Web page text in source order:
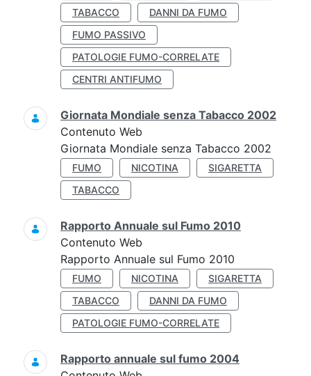
TABACCO
DANNI DA FUMO
FUMO PASSIVO
PATOLOGIE FUMO-CORRELATE
CENTRI ANTIFUMO
Giornata Mondiale senza Tabacco 2002
Contenuto Web
Giornata Mondiale senza Tabacco 2002
FUMO NICOTINA
SIGARETTA
TABACCO
Rapporto Annuale sul Fumo 2010
Contenuto Web
Rapporto Annuale sul Fumo 2010
FUMO NICOTINA
SIGARETTA
TABACCO
DANNI DA FUMO
PATOLOGIE FUMO-CORRELATE
Rapporto annuale sul fumo 2004